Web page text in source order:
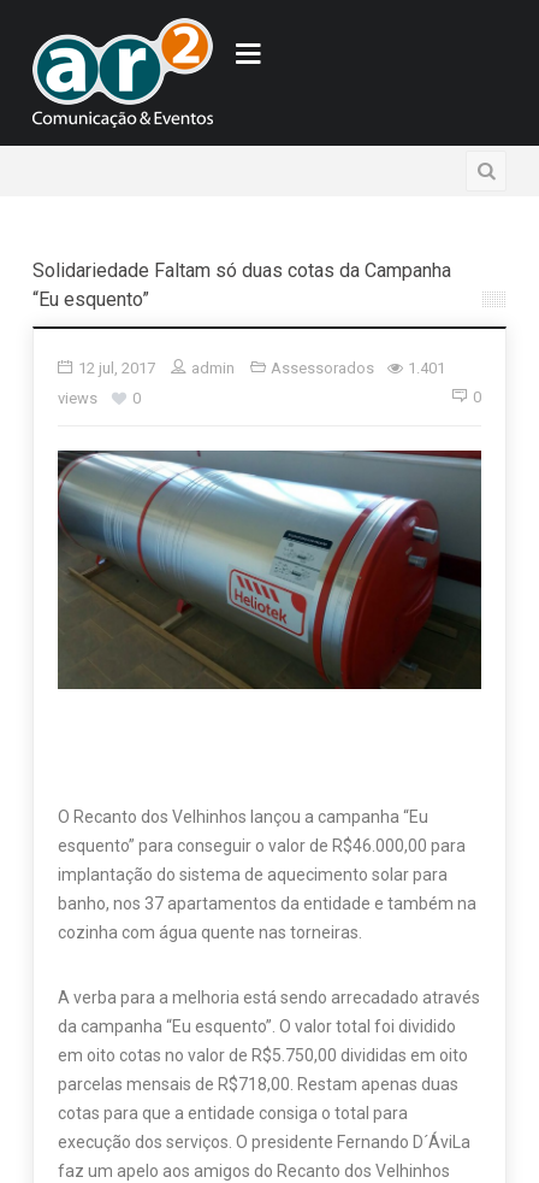
Solidariedade Faltam só duas cotas da Campanha
“Eu esquento”
12 jul, 2017 admin Assessorados
1.401
views
0 0
O Recanto dos Velhinhos lançou a campanha “Eu
esquento” para conseguir o valor de R$46.000,00 para
implantação do sistema de aquecimento solar para
banho, nos 37 apartamentos da entidade e também na
cozinha com água quente nas torneiras.
A verba para a melhoria está sendo arrecadado através
da campanha “Eu esquento”. O valor total foi dividido
em oito cotas no valor de R$5.750,00 divididas em oito
parcelas mensais de R$718,00. Restam apenas duas
cotas para que a entidade consiga o total para
execução dos serviços. O presidente Fernando D´ÁviLa
faz um apelo aos amigos do Recanto dos Velhinhos